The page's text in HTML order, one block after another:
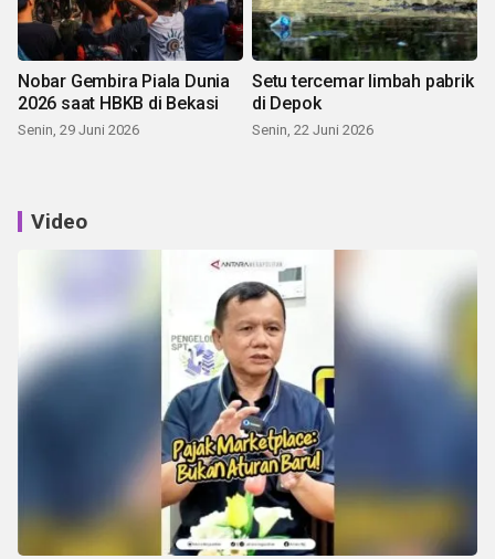
Nobar Gembira Piala Dunia
2026 saat HBKB di Bekasi
Senin, 29 Juni 2026
Setu tercemar limbah pabrik
di Depok
Senin, 22 Juni 2026
Video